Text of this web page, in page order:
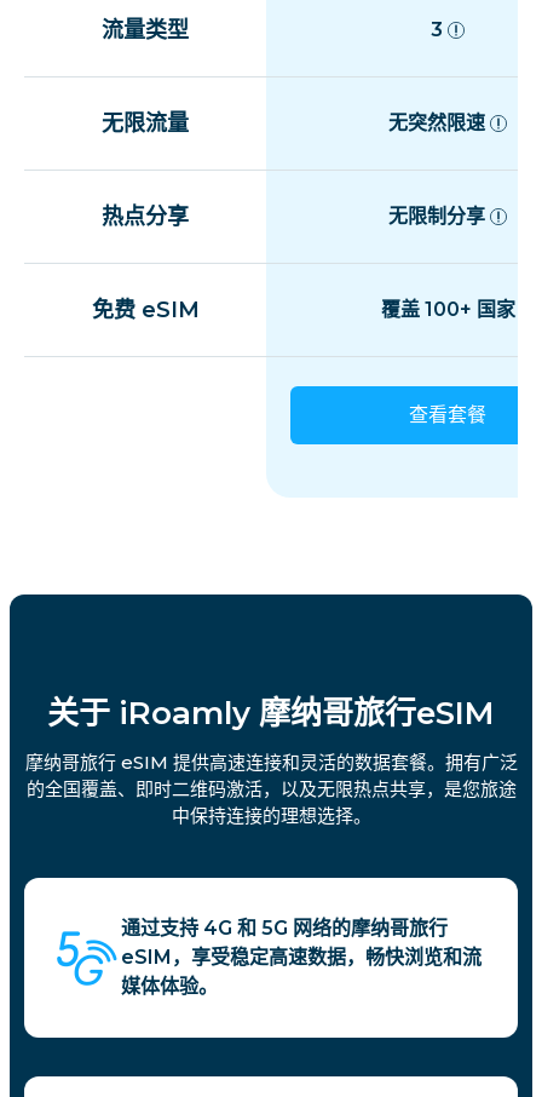
流量类型 3
无限流量 无突然限速
热点分享 无限制分享
免费 eSIM 覆盖 100+ 国家
查看套餐
关于 iRoamly 摩纳哥旅行eSIM
摩纳哥旅行 eSIM 提供高速连接和灵活的数据套餐。拥有广泛
的全国覆盖、即时二维码激活，以及无限热点共享，是您旅途
中保持连接的理想选择。
通过支持 4G 和 5G 网络的摩纳哥旅行
eSIM，享受稳定高速数据，畅快浏览和流
媒体体验。